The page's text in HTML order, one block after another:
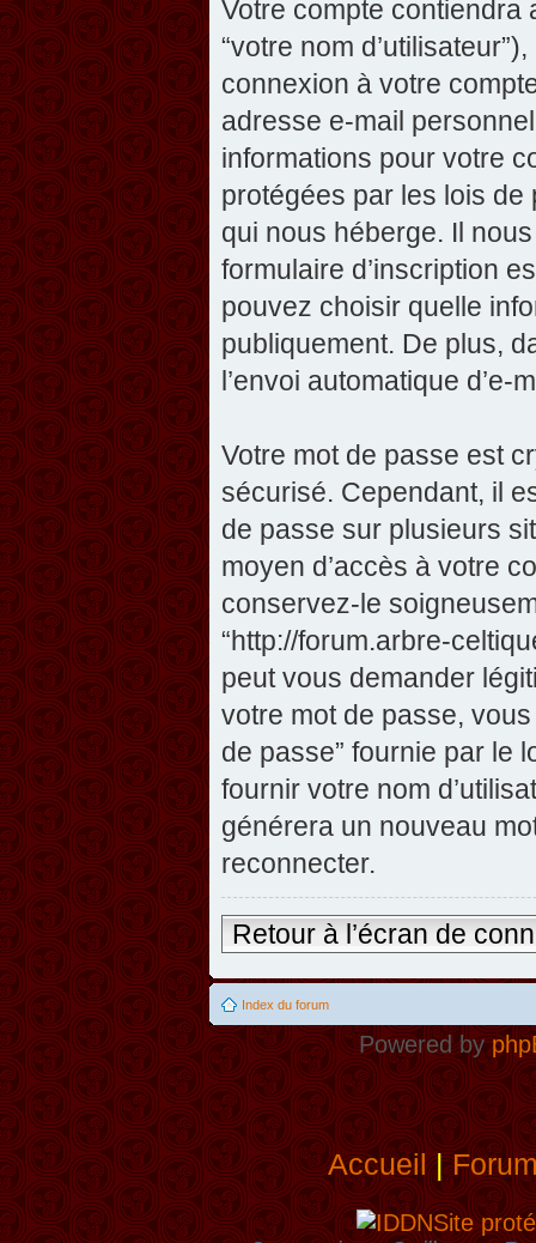
Votre compte contiendra
“votre nom
connexion à votre
adresse e-mail
informations pour votre
protégées par les lois
qui nous héberge. Il
formulaire d’inscription
pouvez choisir quelle
publiquement. De plus,
l’envoi automatique d’e-
Votre mot de passe est
sécurisé. Cependant, il
de passe sur plusieurs
moyen d’accès à votre
conservez-le
“http://forum.arbre-
peut vous demander
votre mot de passe,
de passe” fournie par le
fournir votre nom
générera un nouveau
reconnecter.
Retour à l’écran de
Index du forum
Powered by
Accueil|
Site